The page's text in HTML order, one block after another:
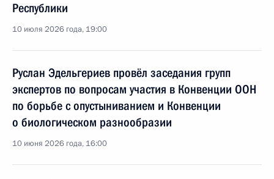
Республики
10 июля 2026 года, 19:00
Руслан Эдельгериев провёл заседания групп
экспертов по вопросам участия в Конвенции ООН
по борьбе с опустыниванием и Конвенции
о биологическом разнообразии
10 июня 2026 года, 16:00